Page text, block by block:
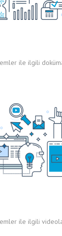
ile ilgili
ile ilgili